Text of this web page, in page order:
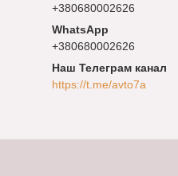
+380680002626
+380680002626
Наш Телеграм канал
https://t.me/avto7a